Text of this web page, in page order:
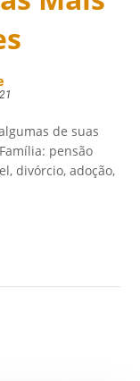
de suas
pensão
divórcio, adoção,